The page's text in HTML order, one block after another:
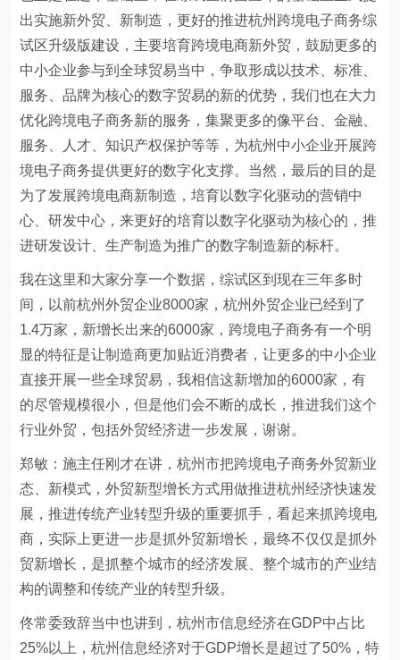
出实施新外贸、新制造，更好的推进杭州跨境电子商务综
试区升级版建设，主要培育跨境电商新外贸，鼓励更多的
中小企业参与到全球贸易当中，争取形成以技术、标准、
服务、品牌为核心的数字贸易的新的优势，我们也在大力
优化跨境电子商务新的服务，集聚更多的像平台、金融、
服务、人才、知识产权保护等等，为杭州中小企业开展跨
境电子商务提供更好的数字化支撑。当然，最后的目的是
为了发展跨境电商新制造，培育以数字化驱动的营销中
心、研发中心，来更好的培育以数字化驱动为核心的，推
进研发设计、生产制造为推广的数字制造新的标杆。
我在这里和大家分享一个数据，综试区到现在三年多时
间，以前杭州外贸企业8000家，杭州外贸企业已经到了
1.4万家，新增长出来的6000家，跨境电子商务有一个明
显的特征是让制造商更加贴近消费者，让更多的中小企业
直接开展一些全球贸易，我相信这新增加的6000家，有
的尽管规模很小，但是他们会不断的成长，推进我们这个
行业外贸，包括外贸经济进一步发展，谢谢。
郑敏：施主任刚才在讲，杭州市把跨境电子商务外贸新业
态、新模式，外贸新型增长方式用做推进杭州经济快速发
展，推进传统产业转型升级的重要抓手，看起来抓跨境电
商，实际上更进一步是抓外贸新增长，最终不仅仅是抓外
贸新增长，是抓整个城市的经济发展、整个城市的产业结
构的调整和传统产业的转型升级。
佟常委致辞当中也讲到，杭州市信息经济在GDP中占比
25%以上，杭州信息经济对于GDP增长是超过了50%，特